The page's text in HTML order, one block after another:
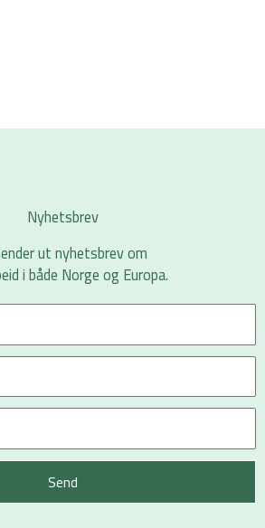
Nyhetsbrev
ut nyhetsbrev om
i både Norge og Europa.
Send